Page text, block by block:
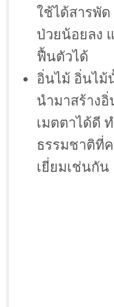
ใช้ได้สารพั
ป่วยน้อยลง
ฟื้นตัวได้
อิ่นไม้ อิ่นไม้
นำมาสร้าง
เมตตาได้ดี
ธรรมชาติที่ค
เยี่ยมเช่นกัน